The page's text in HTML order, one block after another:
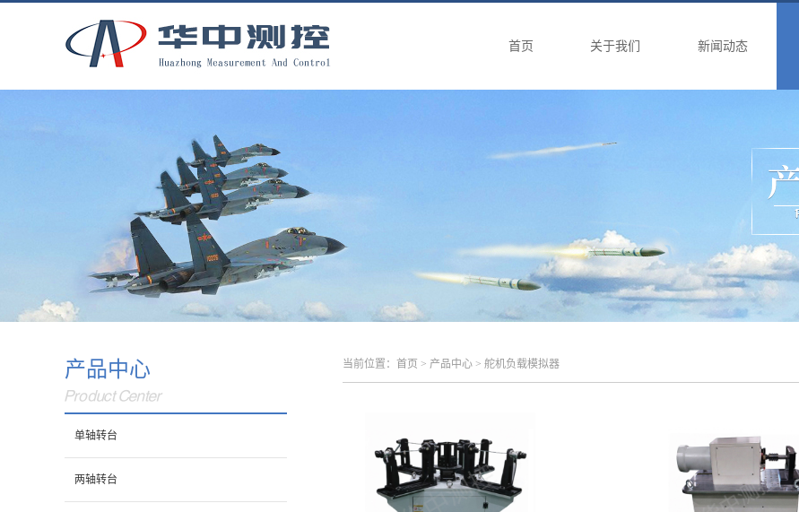
首页 关于我们 新闻动态
产品中心
Product Center
单轴转台
两轴转台
当前位置： 首页 > 产品中心 > 舵机负载模拟器